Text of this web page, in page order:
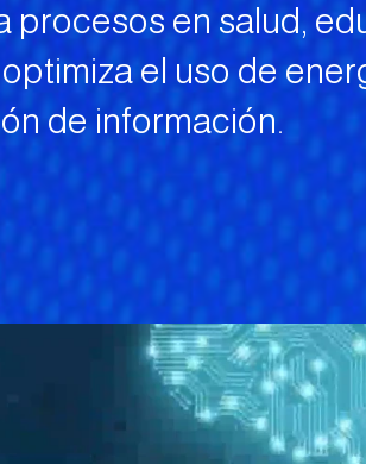
procesos en salud,
el uso de
de información.